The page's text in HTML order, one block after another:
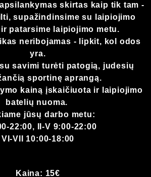
skirtas kaip tik tam -
supažindinsime su laipiojimo
patarsime laipiojimo metu.
neribojamas - lipkit, kol odos
yra.
savimi turėti patogią, judesių
sportinę aprangą.
kainą įskaičiuota ir laipiojimo
batelių nuoma.
jūsų darbo metu:
22:00, II-V 9:00-22:00
VI-VII 10:00-18:00
Kaina: 15€